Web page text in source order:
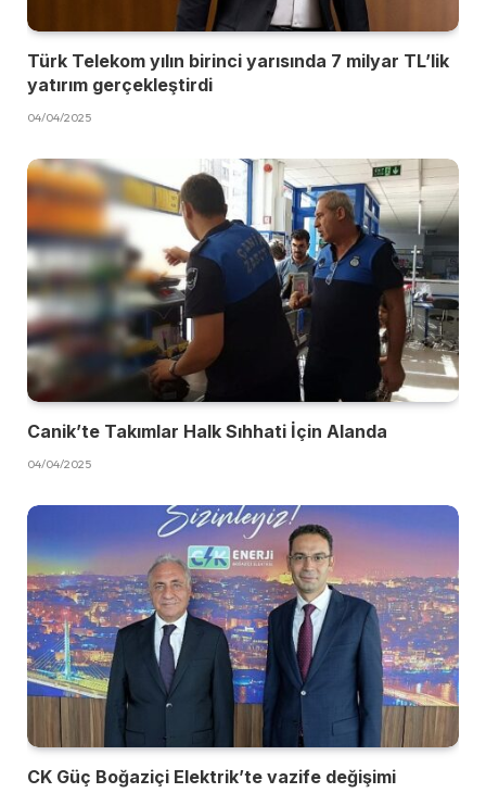
Türk Telekom yılın birinci yarısında 7 milyar TL’lik
yatırım gerçekleştirdi
04/04/2025
Canik’te Takımlar Halk Sıhhati İçin Alanda
04/04/2025
CK Güç Boğaziçi Elektrik’te vazife değişimi